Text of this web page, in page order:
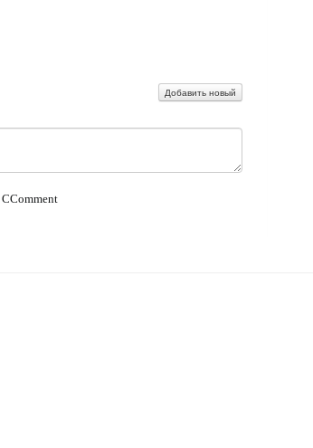
Добавить новый
CComment